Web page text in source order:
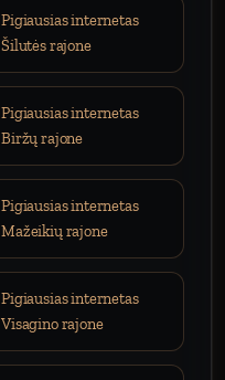
Pigiausias internetas
Šilutės rajone
Pigiausias internetas
Biržų rajone
Pigiausias internetas
Mažeikių rajone
Pigiausias internetas
Visagino rajone